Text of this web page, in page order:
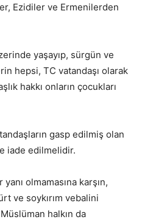
Ezidiler ve Ermenilerden
yaşayıp, sürgün ve
hepsi, TC vatandaşı olarak
hakkı onların çocukları
gasp edilmiş olan
iade edilmelidir.
yanı olmamasına karşın,
ve soykırım vebalini
halkın da